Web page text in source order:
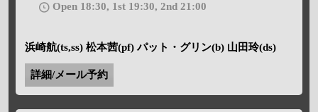
Open 18:30, 1st 19:30, 2nd 21:00
浜崎航(ts,ss) 松本茜(pf) パット・グリン(b) 山田玲(ds)
詳細/メール予約